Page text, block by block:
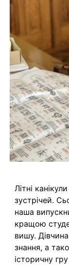
Літні
зустрічей.
наша
кращою
вишу.
знання, а
історичну